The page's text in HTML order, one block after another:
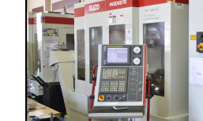
Programmieren
Referenzen
Offene Stellen